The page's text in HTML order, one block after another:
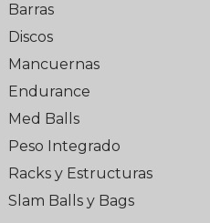
Barras
Discos
Mancuernas
Endurance
Med Balls
Peso Integrado
Racks y Estructuras
Slam Balls y Bags